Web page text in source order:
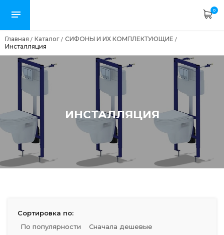
0
Главная / Каталог / СИФОНЫ И ИХ КОМПЛЕКТУЮЩИЕ /
Инсталляция
ИНСТАЛЛЯЦИЯ
Сортировка по:
По популярности
Сначала дешевые